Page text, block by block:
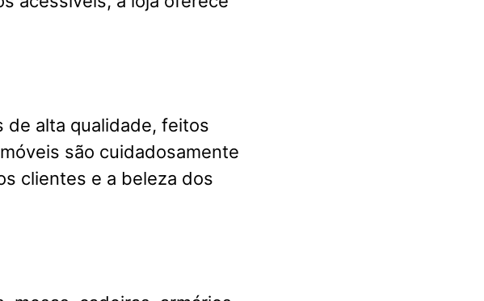
de alta qualidade, feitos
são cuidadosamente
clientes e a beleza dos